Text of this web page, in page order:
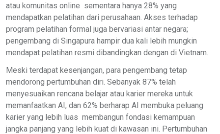
atau komunitas online sementara hanya 28% yang
mendapatkan pelatihan dari perusahaan. Akses terhadap
program pelatihan formal juga bervariasi antar negara;
pengembang di Singapura hampir dua kali lebih mungkin
mendapat pelatihan resmi dibandingkan dengan di Vietnam.
Meski terdapat kesenjangan, para pengembang tetap
mendorong pertumbuhan diri. Sebanyak 87% telah
menyesuaikan rencana belajar atau karier mereka untuk
memanfaatkan AI, dan 62% berharap AI membuka peluang
karier yang lebih luas membangun fondasi kemampuan
jangka panjang yang lebih kuat di kawasan ini. Pertumbuhan